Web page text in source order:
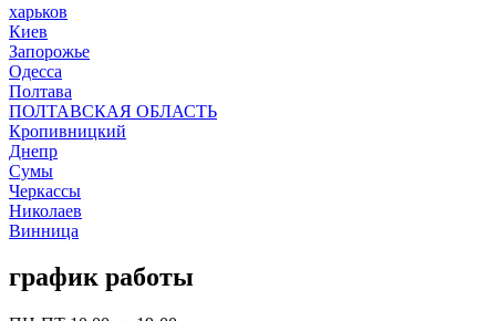
харьков
Киев
Запорожье
Одесса
Полтава
ПОЛТАВСКАЯ ОБЛАСТЬ
Кропивницкий
Днепр
Сумы
Черкассы
Николаев
Винница
график работы